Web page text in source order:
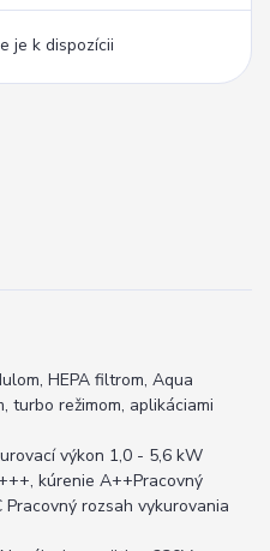
je k dispozícii
HEPA filtrom, Aqua
turbo režimom, aplikáciami
výkon 1,0 - 5,6 kW
kúrenie A++Pracovný
rozsah vykurovania